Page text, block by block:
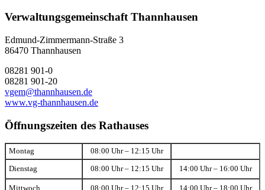
Verwaltungsgemeinschaft Thannhausen
Edmund-Zimmermann-Straße 3
86470 Thannhausen
08281 901-0
08281 901-20
vgem@thannhausen.de
www.vg-thannhausen.de
Öffnungszeiten des Rathauses
Montag 08:00 Uhr – 12:15 Uhr
Dienstag 08:00 Uhr – 12:15 Uhr 14:00 Uhr – 16:00 Uhr